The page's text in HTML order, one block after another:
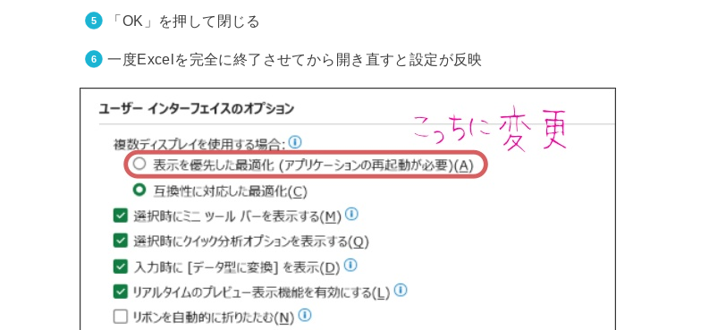
「OK」を押して閉じる
一度Excelを完全に終了させてから開き直すと設定が反映